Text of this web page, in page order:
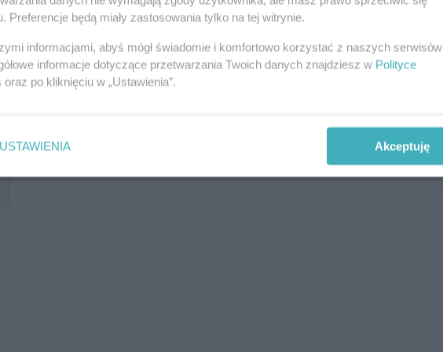
Preferencje będą miały zastosowania tylko na tej witrynie.
informacjami, abyś mógł świadomie i komfortowo korzystać z naszych serwisów
informacje dotyczące przetwarzania Twoich danych znajdziesz w Polityce
oraz po kliknięciu w „Ustawienia”.
USTAWIENIA Akceptuję